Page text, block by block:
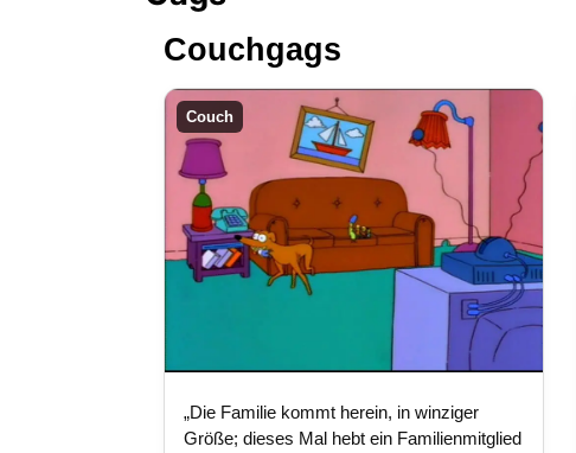
Couchgags
Couch
„Die Familie kommt herein, in winziger
Größe; dieses Mal hebt ein Familienmitglied